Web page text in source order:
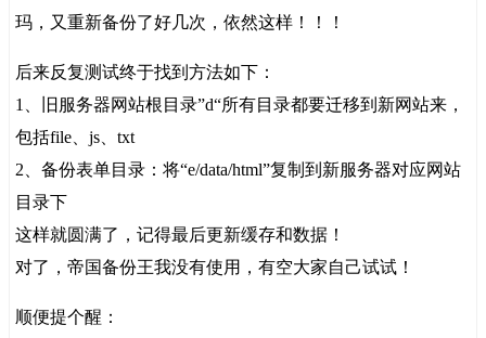
玛，又重新备份了好几次，依然这样！！！
后来反复测试终于找到方法如下：
1、旧服务器网站根目录”d“所有目录都要迁移到新网站来，
包括file、js、txt
2、备份表单目录：将“e/data/html”复制到新服务器对应网站
目录下
这样就圆满了，记得最后更新缓存和数据！
对了，帝国备份王我没有使用，有空大家自己试试！
顺便提个醒：